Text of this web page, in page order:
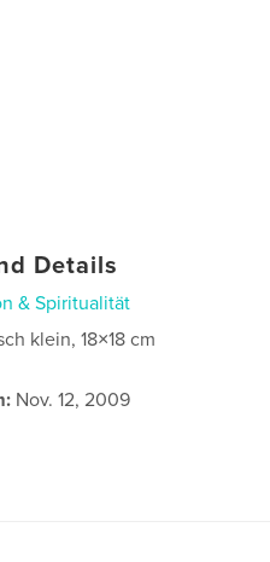
Details
& Spiritualität
klein, 18×18 cm
Nov. 12, 2009